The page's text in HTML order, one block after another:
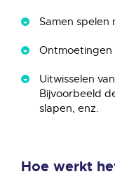
Samen spelen
Uitwisselen
Bijvoorbeeld
slapen, enz.
Hoe werkt